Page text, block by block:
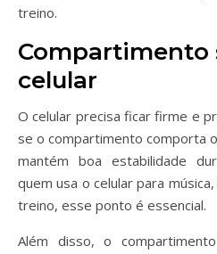
treino.
Compartimento
celular
O celular precisa ficar firme e
se o compartimento comporta
mantém boa estabilidade
quem usa o celular para
treino, esse ponto é essencial.
Além disso, o